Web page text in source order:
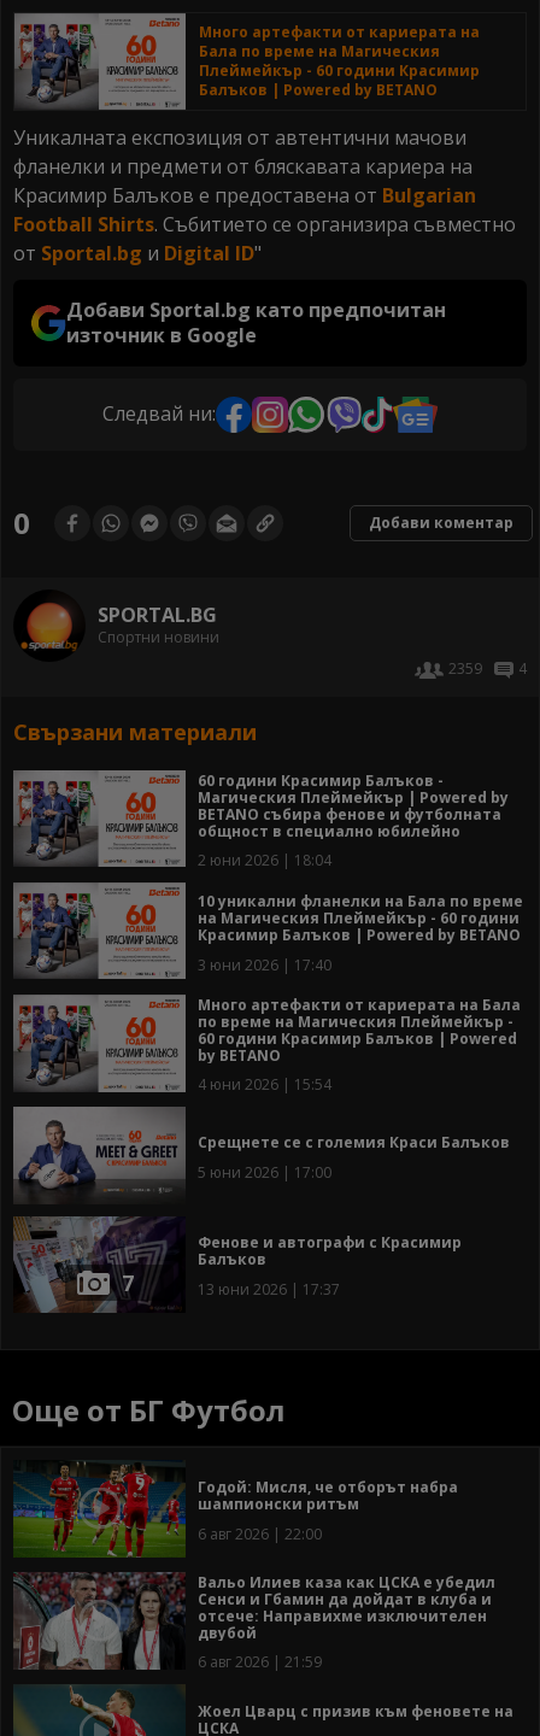
Много артефакти от кариерата на
Бала по време на Магическия
Плеймейкър - 60 години Красимир
Балъков | Powered by BETANO
Уникалната експозиция от автентични мачови
фланелки и предмети от бляскавата кариера на
Красимир Балъков е предоставена от Bulgarian
Football Shirts. Събитието се организира съвместно
от Sportal.bg и Digital ID"
Добави Sportal.bg като предпочитан
източник в Google
Следвай ни:
0 Добави коментар
SPORTAL.BG
Спортни новини
2359
4
Свързани материали
60 години Красимир Балъков -
Магическия Плеймейкър | Powered by
BETANO събира фенове и футболната
общност в специално юбилейно
2 юни 2026 | 18:04
10 уникални фланелки на Бала по време
на Магическия Плеймейкър - 60 години
Красимир Балъков | Powered by BETANO
3 юни 2026 | 17:40
Много артефакти от кариерата на Бала
по време на Магическия Плеймейкър -
60 години Красимир Балъков | Powered
by BETANO
4 юни 2026 | 15:54
Срещнете се с големия Краси Балъков
5 юни 2026 | 17:00
7
Фенове и автографи с Красимир
Балъков
13 юни 2026 | 17:37
Още от БГ Футбол
Годой: Мисля, че отборът набра
шампионски ритъм
6 авг 2026 | 22:00
Вальо Илиев каза как ЦСКА е убедил
Сенси и Гбамин да дойдат в клуба и
отсече: Направихме изключителен
двубой
6 авг 2026 | 21:59
Жоел Цварц с призив към феновете на
ЦСКА